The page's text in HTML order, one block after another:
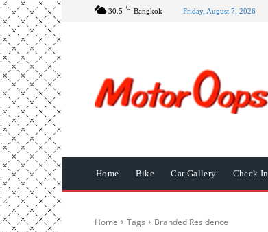
30.5 C Bangkok Friday, August 7, 2026
Home Bike Car Gallery Check In
Home Tags Branded Residence